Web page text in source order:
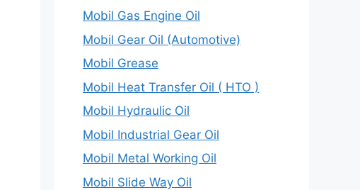
Mobil Gas Engine Oil
Mobil Gear Oil (Automotive)
Mobil Grease
Mobil Heat Transfer Oil ( HTO )
Mobil Hydraulic Oil
Mobil Industrial Gear Oil
Mobil Metal Working Oil
Mobil Slide Way Oil